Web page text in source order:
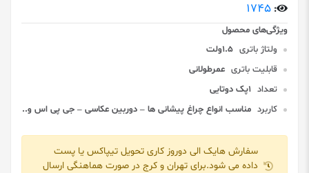
:
1745
ولتاژ باتری 1.5ولت
قابلیت باتری عمرطولانی
تعداد 1پک دوتایی
کاربرد مناسب انواع چراغ پیشانی ها – دوربین عکاسی – جی پی اس و..
سفارش هایک الی دوروز کاری تحویل تیپاکس یا پست
داده می شود.برای تهران و کرج در صورت هماهنگی ارسال